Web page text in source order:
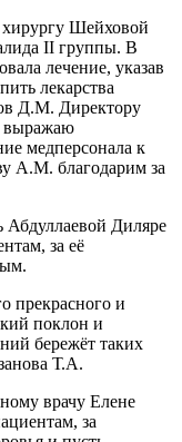
хирургу Шейховой
II группы. В
лечение, указав
лекарства
Д.М. Директору
выражаю
медперсонала к
А.М. благодарим за
Абдуллаевой Диляре
за её
прекрасного и
поклон и
бережёт таких
Т.А.
врачу Елене
за